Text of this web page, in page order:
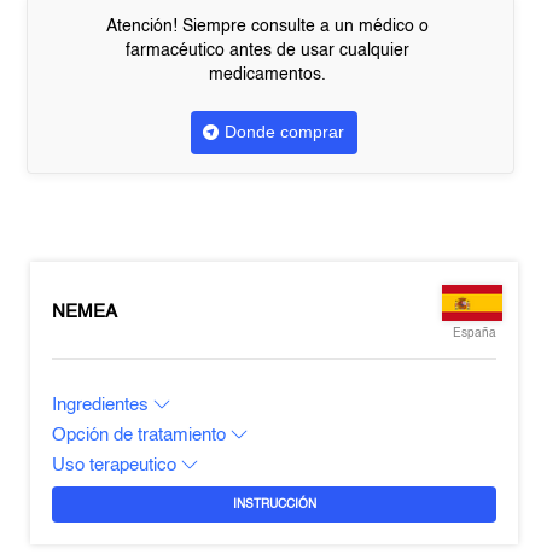
Atención! Siempre consulte a un médico o
farmacéutico antes de usar cualquier
medicamentos.
Donde comprar
NEMEA
España
Ingredientes
Opción de tratamiento
Uso terapeutico
INSTRUCCIÓN